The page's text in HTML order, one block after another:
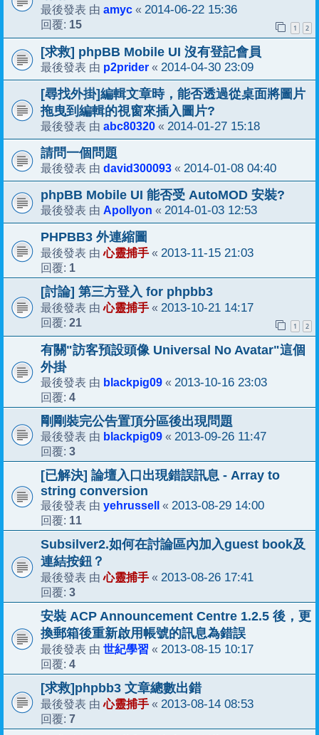
最後發表 由 amyc « 2014-06-22 15:36
回覆: 15 1 2
[求救] phpBB Mobile UI 沒有登記會員
最後發表 由 p2prider « 2014-04-30 23:09
[尋找外掛]編輯文章時，能否透過從桌面將圖片
拖曳到編輯的視窗來插入圖片?
最後發表 由 abc80320 « 2014-01-27 15:18
請問一個問題
最後發表 由 david300093 « 2014-01-08 04:40
phpBB Mobile UI 能否受 AutoMOD 安裝?
最後發表 由 Apollyon « 2014-01-03 12:53
PHPBB3 外連縮圖
最後發表 由心靈捕手 « 2013-11-15 21:03
回覆: 1
[討論] 第三方登入 for phpbb3
最後發表 由心靈捕手 « 2013-10-21 14:17
回覆: 21 1 2
有關"訪客預設頭像 Universal No Avatar"這個
外掛
最後發表 由 blackpig09 « 2013-10-16 23:03
回覆: 4
剛剛裝完公告置頂分區後出現問題
最後發表 由 blackpig09 « 2013-09-26 11:47
回覆: 3
[已解決] 論壇入口出現錯誤訊息 - Array to
string conversion
最後發表 由 yehrussell « 2013-08-29 14:00
回覆: 11
Subsilver2.如何在討論區內加入guest book及
連結按鈕？
最後發表 由心靈捕手 « 2013-08-26 17:41
回覆: 3
安裝 ACP Announcement Centre 1.2.5 後，更
換郵箱後重新啟用帳號的訊息為錯誤
最後發表 由 世紀學習 « 2013-08-15 10:17
回覆: 4
[求救]phpbb3 文章總數出錯
最後發表 由心靈捕手 « 2013-08-14 08:53
回覆: 7